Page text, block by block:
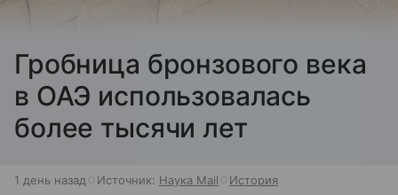
Гробница бронзового века
в ОАЭ использовалась
более тысячи лет
1 день назад Источник: Наука Mail История